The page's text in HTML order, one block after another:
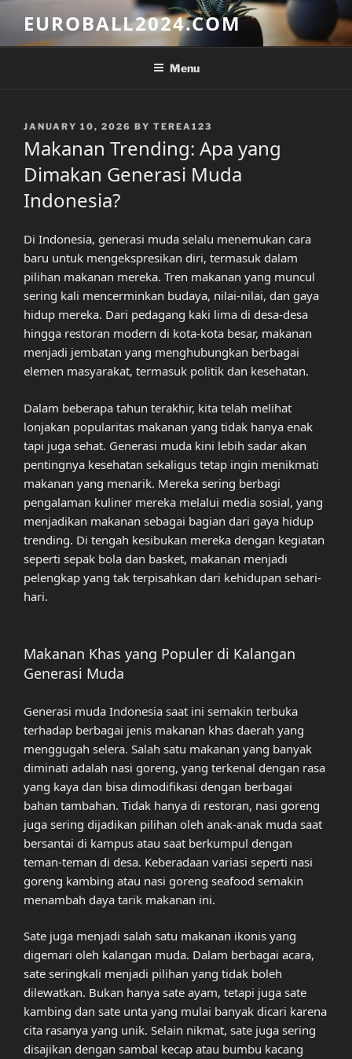
content
EUROBALL2024.COM
Menu
POSTED
JANUARY 10, 2026 BY TEREA123
Makanan Trending: Apa yang
Dimakan Generasi Muda
Indonesia?
Di Indonesia, generasi muda selalu menemukan cara
baru untuk mengekspresikan diri, termasuk dalam
pilihan makanan mereka. Tren makanan yang muncul
sering kali mencerminkan budaya, nilai-nilai, dan gaya
hidup mereka. Dari pedagang kaki lima di desa-desa
hingga restoran modern di kota-kota besar, makanan
menjadi jembatan yang menghubungkan berbagai
elemen masyarakat, termasuk politik dan kesehatan.
Dalam beberapa tahun terakhir, kita telah melihat
lonjakan popularitas makanan yang tidak hanya enak
tapi juga sehat. Generasi muda kini lebih sadar akan
pentingnya kesehatan sekaligus tetap ingin menikmati
makanan yang menarik. Mereka sering berbagi
pengalaman kuliner mereka melalui media sosial, yang
menjadikan makanan sebagai bagian dari gaya hidup
trending. Di tengah kesibukan mereka dengan kegiatan
seperti sepak bola dan basket, makanan menjadi
pelengkap yang tak terpisahkan dari kehidupan sehari-
hari.
Makanan Khas yang Populer di Kalangan
Generasi Muda
Generasi muda Indonesia saat ini semakin terbuka
terhadap berbagai jenis makanan khas daerah yang
menggugah selera. Salah satu makanan yang banyak
diminati adalah nasi goreng, yang terkenal dengan rasa
yang kaya dan bisa dimodifikasi dengan berbagai
bahan tambahan. Tidak hanya di restoran, nasi goreng
juga sering dijadikan pilihan oleh anak-anak muda saat
bersantai di kampus atau saat berkumpul dengan
teman-teman di desa. Keberadaan variasi seperti nasi
goreng kambing atau nasi goreng seafood semakin
menambah daya tarik makanan ini.
Sate juga menjadi salah satu makanan ikonis yang
digemari oleh kalangan muda. Dalam berbagai acara,
sate seringkali menjadi pilihan yang tidak boleh
dilewatkan. Bukan hanya sate ayam, tetapi juga sate
kambing dan sate unta yang mulai banyak dicari karena
cita rasanya yang unik. Selain nikmat, sate juga sering
disajikan dengan sambal kecap atau bumbu kacang